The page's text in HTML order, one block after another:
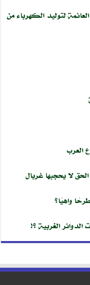
لتوليد الكهرباء من
العرب
لا يحجبها غربال
واهيًا؟
الغربية ؟!